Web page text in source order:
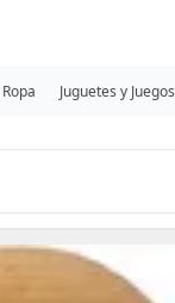
Ropa Juguetes y Juegos